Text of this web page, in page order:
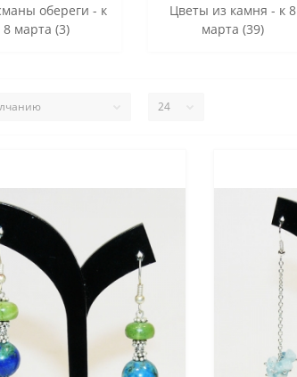
обереги - к
8 марта (3)
Цветы из камня - к 8
марта (39)